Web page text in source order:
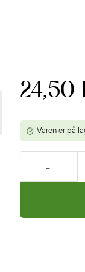
24,50
Varen er på